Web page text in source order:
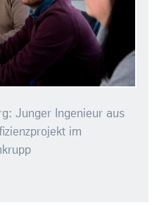
Junger Ingenieur aus
im